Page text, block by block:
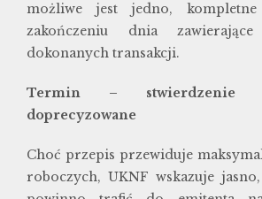
możliwe jest jedno, kompletne
zakończeniu dnia
dokonanych transakcji.
Termin – stwierdzenie
doprecyzowane
Choć przepis przewiduje
roboczych, UKNF wskazuje